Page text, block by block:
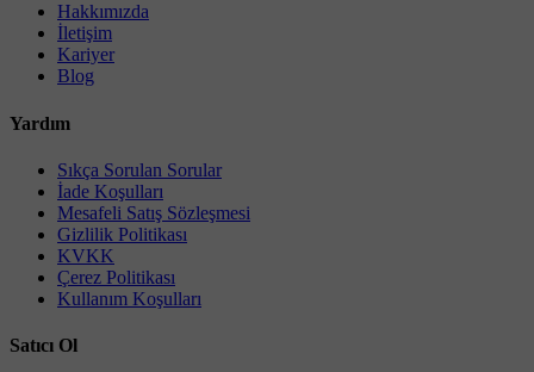
Hakkımızda
İletişim
Kariyer
Blog
Yardım
Sıkça Sorulan Sorular
İade Koşulları
Mesafeli Satış Sözleşmesi
Gizlilik Politikası
KVKK
Çerez Politikası
Kullanım Koşulları
Satıcı Ol